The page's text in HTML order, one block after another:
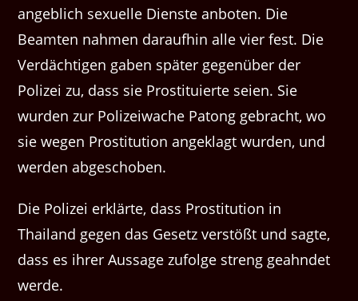
angeblich sexuelle Dienste anboten. Die
Beamten nahmen daraufhin alle vier fest. Die
Verdächtigen gaben später gegenüber der
Polizei zu, dass sie Prostituierte seien. Sie
wurden zur Polizeiwache Patong gebracht, wo
sie wegen Prostitution angeklagt wurden, und
werden abgeschoben.
Die Polizei erklärte, dass Prostitution in
Thailand gegen das Gesetz verstößt und sagte,
dass es ihrer Aussage zufolge streng geahndet
werde.